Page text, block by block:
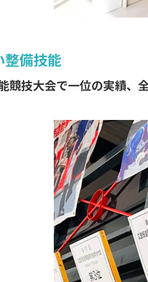
備技能
競技大会で一位の実績、